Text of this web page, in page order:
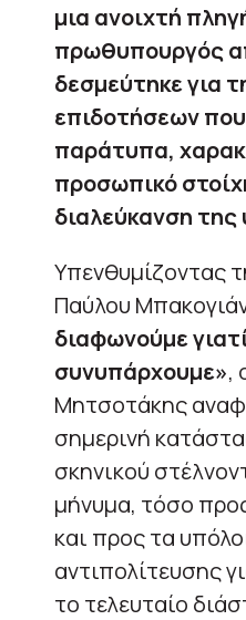
μια ανοιχτή
πρωθυπουργός
δεσμεύτηκε για
επιδοτήσεων
παράτυπα,
προσωπικό
διαλεύκανση
Yπενθυμίζοντας
Παύλου
διαφωνούμε
συνυπάρχουμε»,
Μητσοτάκης
σημερινή
σκηνικού
μήνυμα, τόσο
και προς τα
αντιπολίτευσης
το τελευταίο